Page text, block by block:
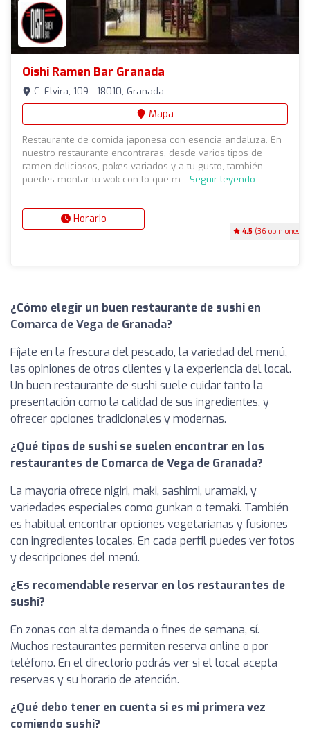
Oishi Ramen Bar Granada
4.5 (36 opiniones)
C. Elvira, 109 - 18010, Granada
Mapa
Restaurante de comida japonesa con esencia andaluza. En
nuestro restaurante encontraras, desde varios tipos de
ramen deliciosos, pokes variados y a tu gusto, también
puedes montar tu wok con lo que m... Seguir leyendo
Horario
¿Cómo elegir un buen restaurante de sushi en
Comarca de Vega de Granada?
Fíjate en la frescura del pescado, la variedad del menú,
las opiniones de otros clientes y la experiencia del local.
Un buen restaurante de sushi suele cuidar tanto la
presentación como la calidad de sus ingredientes, y
ofrecer opciones tradicionales y modernas.
¿Qué tipos de sushi se suelen encontrar en los
restaurantes de Comarca de Vega de Granada?
La mayoría ofrece nigiri, maki, sashimi, uramaki, y
variedades especiales como gunkan o temaki. También
es habitual encontrar opciones vegetarianas y fusiones
con ingredientes locales. En cada perfil puedes ver fotos
y descripciones del menú.
¿Es recomendable reservar en los restaurantes de
sushi?
En zonas con alta demanda o fines de semana, sí.
Muchos restaurantes permiten reserva online o por
teléfono. En el directorio podrás ver si el local acepta
reservas y su horario de atención.
¿Qué debo tener en cuenta si es mi primera vez
comiendo sushi?